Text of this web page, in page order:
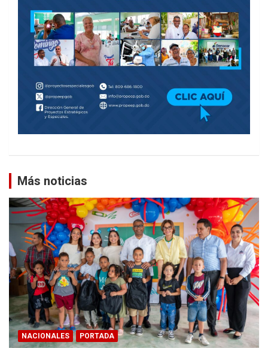
Más noticias
NACIONALES PORTADA